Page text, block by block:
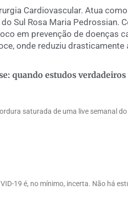
Cardiovascular. Atua
Sul Rosa Maria Pedrossian.
em prevenção de doenças
onde reduziu
quando estudos
saturada de uma live semanal
19 é, no mínimo, incerta. Não há